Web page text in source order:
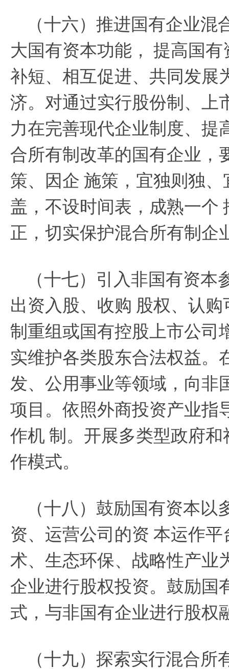
（十六）推进国有企业
大国有资本功能，
提高国有
补短、相互促进、共同发展
济。对通过实行股份制、上
力在完善现代企业制度、提
合所有制改革的国有企业，
策、因企 施策，宜独则独
盖，不设时间表，成熟一个
正，切实保护混合所有制企
（十七）引入非国有资
出资入股、收购 股权、认
制重组或国有控股上市公司
实维护各类股东合法权益。
发、公用事业等领域，向非
项目。依照外商投资产业指
作机 制。开展多类型政府
作模式。
（十八）鼓励国有资本
资、运营公司的资 本运作平
术、生态环保、战略性产业
企业进行股权投资。鼓励国
式，与非国有企业进行股权
（十九）探索实行混合